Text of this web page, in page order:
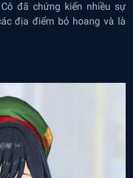
đã chứng kiến nhiều sự
địa điểm bỏ hoang và là